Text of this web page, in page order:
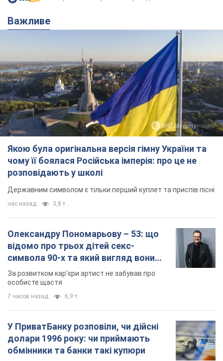
Якою була оригінальна версія гімну України та
чому її боялася Російська імперія: про це не
Державним символом є тільки перший куплет та приспів пісні
час назад 3,8 т.
Олександру Пономарьову – 53: що
відомо про трьох дітей секс-
символа 90-х та який вигляд вони
За розвитком кар'єри артист не забував про
особисте щастя
7 часов назад
долари 1996 року: чи приймають
обмінники та банки такі купюри
Що робити, якщо банки та обмінні пункти не
приймають старі долари
8 часов назад 60,9 т.